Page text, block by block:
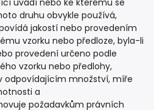
uvádí nebo ke kterému se
druhu obvykle používá,
jakostí nebo provedením
vzorku nebo předloze, byla-li
provedení určeno podle
vzorku nebo předlohy,
odpovídajícím množství, míře
a
požadavkům právních